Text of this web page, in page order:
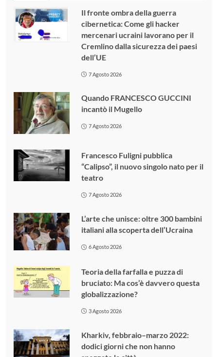
Il fronte ombra della guerra
cibernetica: Come gli hacker
mercenari ucraini lavorano per il
Cremlino dalla sicurezza dei paesi
dell’UE
7 Agosto 2026
Quando FRANCESCO GUCCINI
incantò il Mugello
7 Agosto 2026
Francesco Fuligni pubblica
“Calipso”, il nuovo singolo nato per il
teatro
7 Agosto 2026
L’arte che unisce: oltre 300 bambini
italiani alla scoperta dell’Ucraina
6 Agosto 2026
Teoria della farfalla e puzza di
bruciato: Ma cos’è davvero questa
globalizzazione?
3 Agosto 2026
Kharkiv, febbraio–marzo 2022:
dodici giorni che non hanno